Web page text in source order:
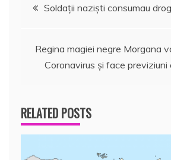
articole
Soldaţii nazişti consumau
Regina magiei negre Morgana
Coronavirus și face
RELATED POSTS